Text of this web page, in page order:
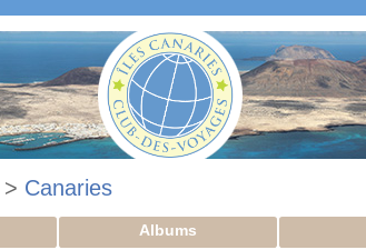
> Canaries
Albums